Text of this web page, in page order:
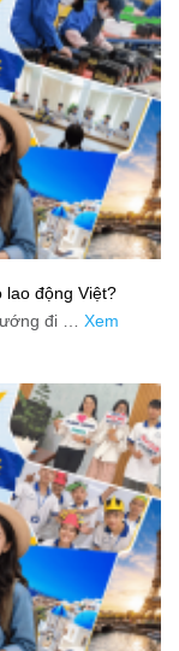
lao động Việt?
đi … Xem